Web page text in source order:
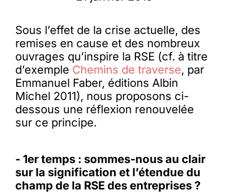
Membres
L’actu
Nous soutenir
La revue Responsables
Sous l’effet de la crise actuelle, des
remises en cause et des nombreux
ouvrages qu’inspire la RSE (cf. à titre
d’exemple Chemins de traverse, par
Emmanuel Faber, éditions Albin
Michel 2011), nous proposons ci-
dessous une réflexion renouvelée
sur ce principe.
- 1er temps : sommes-nous au clair
sur la signification et l’étendue du
champ de la RSE des entreprises ?